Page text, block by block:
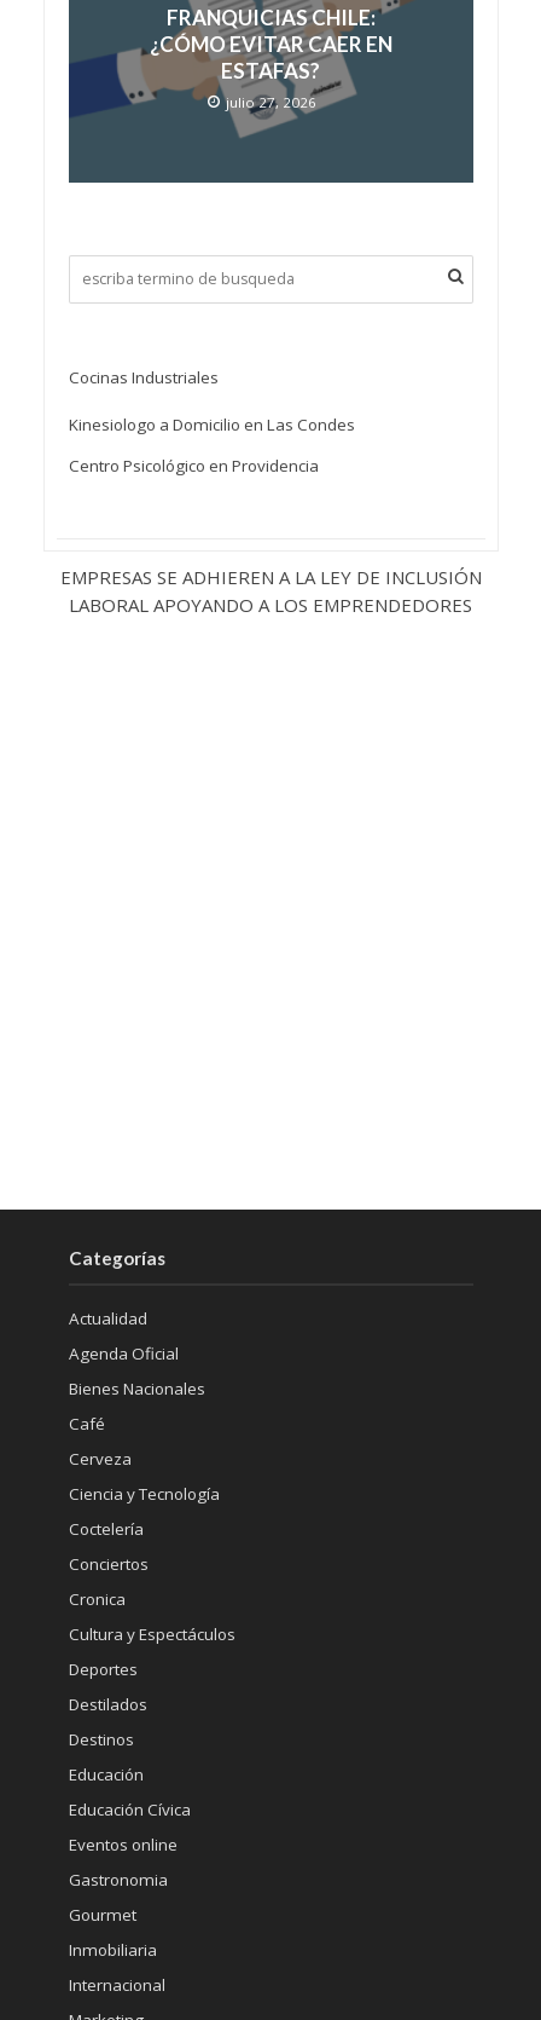
FRANQUICIAS CHILE:
¿CÓMO EVITAR CAER EN
ESTAFAS?
julio 27, 2026
Cocinas Industriales
Kinesiologo a Domicilio en Las Condes
Centro Psicológico en Providencia
EMPRESAS SE ADHIEREN A LA LEY DE INCLUSIÓN
LABORAL APOYANDO A LOS EMPRENDEDORES
Categorías
Actualidad
Agenda Oficial
Bienes Nacionales
Café
Cerveza
Ciencia y Tecnología
Coctelería
Conciertos
Cronica
Cultura y Espectáculos
Deportes
Destilados
Destinos
Educación
Educación Cívica
Eventos online
Gastronomia
Gourmet
Inmobiliaria
Internacional